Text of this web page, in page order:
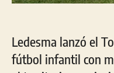
Ledesma lanzó el
fútbol infantil con